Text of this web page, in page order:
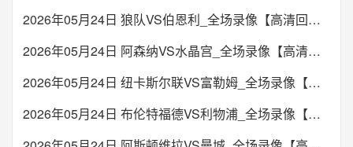
2026年05月24日 狼队VS伯恩利_全场录像【高清回放】
2026年05月24日 阿森纳VS水晶宫_全场录像【高清回放】
2026年05月24日 纽卡斯尔联VS富勒姆_全场录像【高清回放】
2026年05月24日 布伦特福德VS利物浦_全场录像【高清回放】